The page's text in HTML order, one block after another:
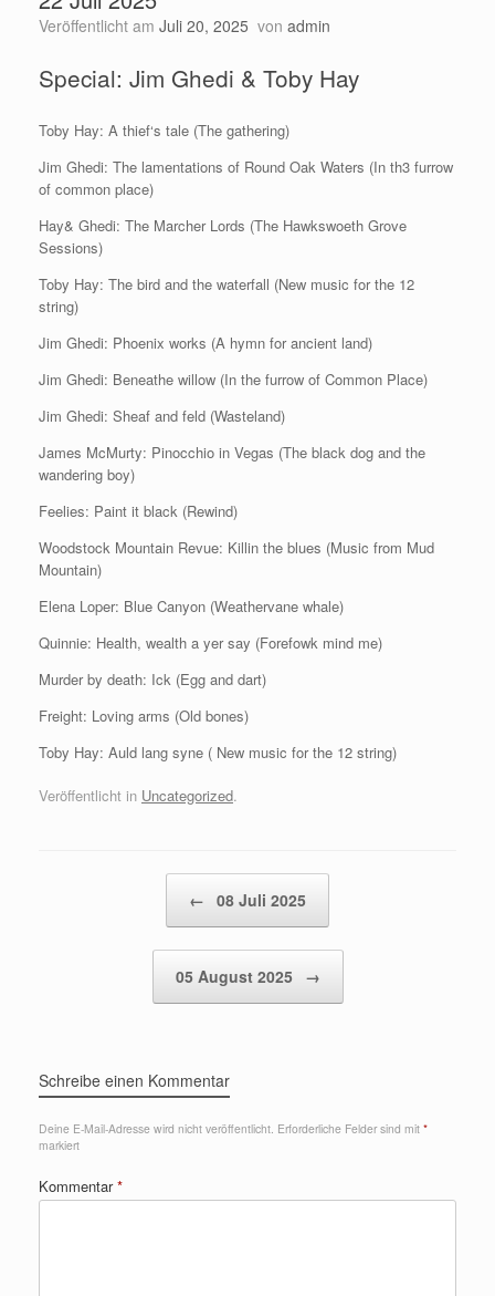
Veröffentlicht am Juli 20, 2025 von admin
Special: Jim Ghedi & Toby Hay
Toby Hay: A thief‘s tale (The gathering)
Jim Ghedi: The lamentations of Round Oak Waters (In th3 furrow
of common place)
Hay& Ghedi: The Marcher Lords (The Hawkswoeth Grove
Sessions)
Toby Hay: The bird and the waterfall (New music for the 12
string)
Jim Ghedi: Phoenix works (A hymn for ancient land)
Jim Ghedi: Beneathe willow (In the furrow of Common Place)
Jim Ghedi: Sheaf and feld (Wasteland)
James McMurty: Pinocchio in Vegas (The black dog and the
wandering boy)
Feelies: Paint it black (Rewind)
Woodstock Mountain Revue: Killin the blues (Music from Mud
Mountain)
Elena Loper: Blue Canyon (Weathervane whale)
Quinnie: Health, wealth a yer say (Forefowk mind me)
Murder by death: Ick (Egg and dart)
Freight: Loving arms (Old bones)
Toby Hay: Auld lang syne ( New music for the 12 string)
Veröffentlicht in Uncategorized.
← 08 Juli 2025
05 August 2025 →
Schreibe einen Kommentar
Deine E-Mail-Adresse wird nicht veröffentlicht. Erforderliche Felder sind mit *
markiert
Kommentar*